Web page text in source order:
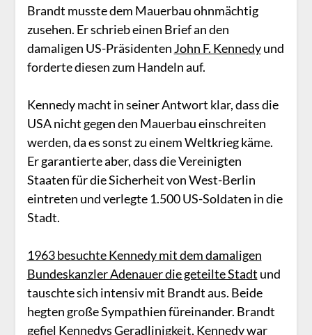
Brandt musste dem Mauerbau ohnmächtig
zusehen. Er schrieb einen Brief an den
damaligen US-Präsidenten John F. Kennedyund
forderte diesen zum Handeln auf.
Kennedy macht in seiner Antwort klar, dass die
USA nicht gegen den Mauerbau einschreiten
werden, da es sonst zu einem Weltkrieg käme.
Er garantierte aber, dass die Vereinigten
Staaten für die Sicherheit von West-Berlin
eintreten und verlegte 1.500 US-Soldaten in die
Stadt.
1963 besuchte Kennedy mit dem damaligen
Bundeskanzler Adenauer die geteilte Stadt und
tauschte sich intensiv mit Brandt aus. Beide
hegten große Sympathien füreinander. Brandt
gefiel Kennedys Geradlinigkeit, Kennedy war